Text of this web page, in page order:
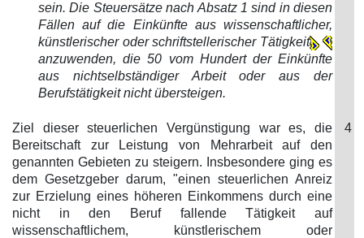
sein. Die Steuersätze nach Absatz 1 sind in diesen
Fällen auf die Einkünfte aus wissenschaftlicher,
künstlerischer oder schriftstellerischer Tätigkeit
anzuwenden, die 50 vom Hundert der Einkünfte
aus nichtselbständiger Arbeit oder aus der
Berufstätigkeit nicht übersteigen.
Ziel dieser steuerlichen Vergünstigung war es, die
Bereitschaft zur Leistung von Mehrarbeit auf den
genannten Gebieten zu steigern. Insbesondere ging es
dem Gesetzgeber darum, "einen steuerlichen Anreiz
zur Erzielung eines höheren Einkommens durch eine
nicht in den Beruf fallende Tätigkeit auf
wissenschaftlichem, künstlerischem oder
4